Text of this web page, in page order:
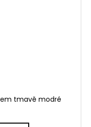
tmavě modré